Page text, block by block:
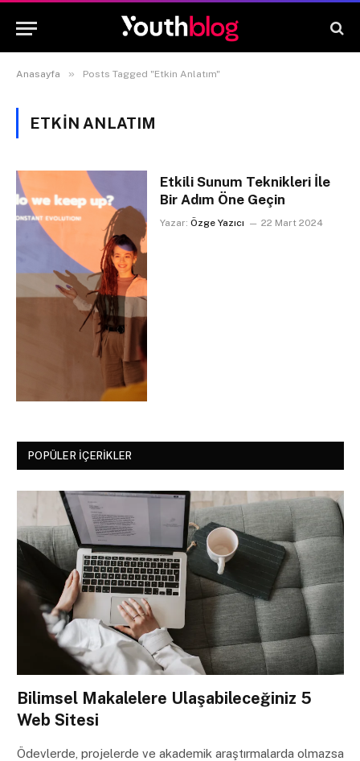
Anasayfa » Posts Tagged "Etkin Anlatım"
ETKIN ANLATIM
Etkili Sunum Teknikleri İle
Bir Adım Öne Geçin
Yazar: Özge Yazıcı 22 Mart 2024
POPÜLER İÇERIKLER
Bilimsel Makalelere Ulaşabileceğiniz 5
Web Sitesi
Ödevlerde, projelerde ve akademik araştırmalarda olmazsa